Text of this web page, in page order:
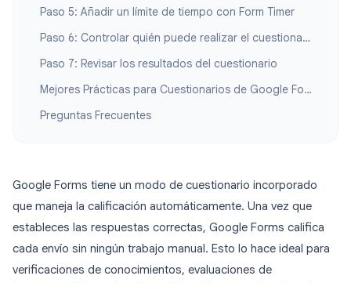
Paso 5: Añadir un límite de tiempo con Form Timer
Paso 6: Controlar quién puede realizar el cuestionario
Paso 7: Revisar los resultados del cuestionario
Mejores Prácticas para Cuestionarios de Google Forms
Preguntas Frecuentes
Google Forms tiene un modo de cuestionario incorporado
que maneja la calificación automáticamente. Una vez que
estableces las respuestas correctas, Google Forms califica
cada envío sin ningún trabajo manual. Esto lo hace ideal para
verificaciones de conocimientos, evaluaciones de